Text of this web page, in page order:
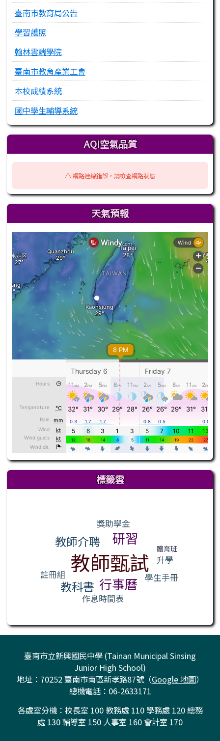
臺南市教育局公告
學習護照
翰林雲端學院
臺南市教育產業工會
本校成績系統
國中學生輔導系統
AQI空氣品質
⚠️ 網路連線錯誤，請檢查網路狀態
天氣預報
標籤雲
獎助學金
教師介聘 研習
教師甄試 體育班
升學
註冊組
教科書 行事曆
學生手冊
作息時間表
臺南市立新興國民中學 (Tainan Municipal Sinsing
Junior High School)
地址：70252 臺南市南區新孝路87號（Google 地圖）
總機電話：06-2633171
各處室分機：校長室 100 教務處 110 學務處 120 總務
處 130 輔導室 150 人事室 160 會計室 170